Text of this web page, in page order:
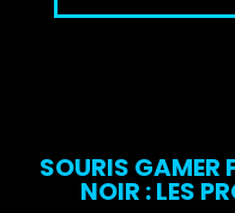
SOURIS GAMER
NOIR : LES